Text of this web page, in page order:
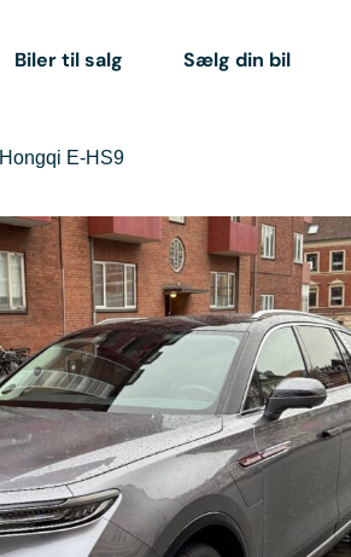
Biler til salg Sælg din bil
Hongqi E-HS9